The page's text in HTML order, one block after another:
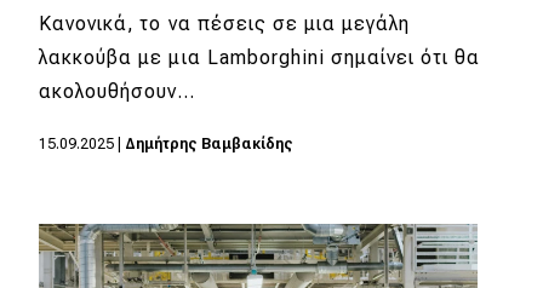
Κανονικά, το να πέσεις σε μια μεγάλη
λακκούβα με μια Lamborghini σημαίνει ότι θα
ακολουθήσουν…
15.09.2025 Δημήτρης Βαμβακίδης